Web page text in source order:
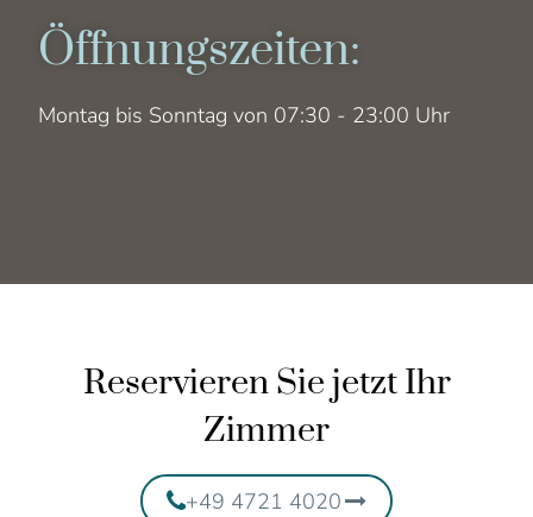
Öffnungszeiten:
Montag bis Sonntag von 07:30 - 23:00 Uhr
Reservieren Sie jetzt Ihr
Zimmer
+49 4721 4020